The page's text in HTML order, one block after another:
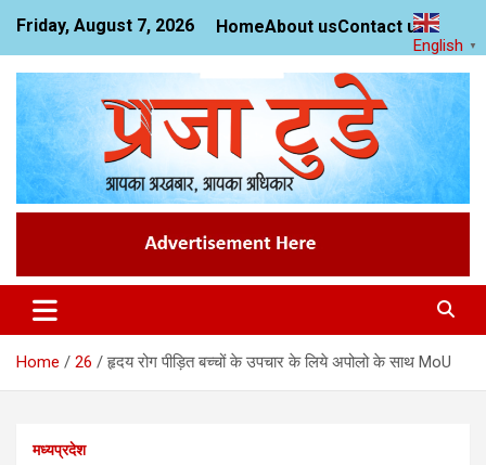
content
Friday, August 7, 2026 HomeAbout usContact us
Praja Today
News Website
Home 26 हृदय रोग पीड़ित बच्चों के उपचार के लिये अपोलो के साथ MoU
मध्यप्रदेश
English ▼